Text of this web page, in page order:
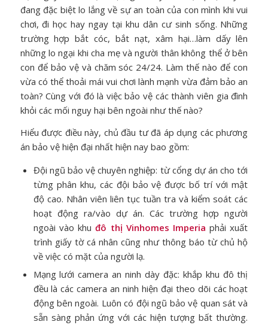
đang đặc biệt lo lắng về sự an toàn của con mình khi vui
chơi, đi học hay ngay tại khu dân cư sinh sống. Những
trường hợp bắt cóc, bắt nạt, xâm hại…làm dấy lên
những lo ngại khi cha mẹ và người thân không thể ở bên
con để bảo vệ và chăm sóc 24/24. Làm thế nào để con
vừa có thể thoải mái vui chơi lành mạnh vừa đảm bảo an
toàn? Cùng với đó là việc bảo vệ các thành viên gia đình
khỏi các mối nguy hại bên ngoài như thế nào?
Hiểu được điều này, chủ đầu tư đã áp dụng các phương
án bảo vệ hiện đại nhất hiện nay bao gồm:
Đội ngũ bảo vệ chuyên nghiệp: từ cổng dự án cho tới
từng phân khu, các đội bảo vệ được bố trí với mật
độ cao. Nhân viên liên tục tuần tra và kiểm soát các
hoạt động ra/vào dự án. Các trường hợp người
ngoài vào khuđô thị Vinhomes Imperia phải xuất
trình giấy tờ cá nhân cũng như thông báo từ chủ hộ
về việc có mặt của người lạ.
Mạng lưới camera an ninh dày đặc: khắp khu đô thị
đều là các camera an ninh hiện đại theo dõi các hoạt
động bên ngoài. Luôn có đội ngũ bảo vệ quan sát và
sẵn sàng phản ứng với các hiện tượng bất thường.